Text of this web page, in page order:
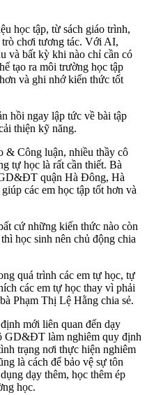
học tập, từ sách giáo trình,
trò chơi tương tác. Với AI,
và bất kỳ khi nào chỉ cần có
tạo ra môi trường học tập
và ghi nhớ kiến thức tốt
hồi ngay lập tức về bài tập
thiện kỹ năng.
& Công luận, nhiều thầy cô
tự học là rất cần thiết. Bà
quận Hà Đông, Hà
các em học tập tốt hơn và
cứ những kiến thức nào còn
học sinh nên chủ động chia
quá trình các em tự học, tự
các em tự học thay vì phải
Phạm Thị Lệ Hằng chia sẻ.
mới liên quan đến dạy
GD&ĐT làm nghiêm quy định
trạng nơi thực hiện nghiêm
là cách để bảo vệ sự tôn
dạy thêm, học thêm ép
học.